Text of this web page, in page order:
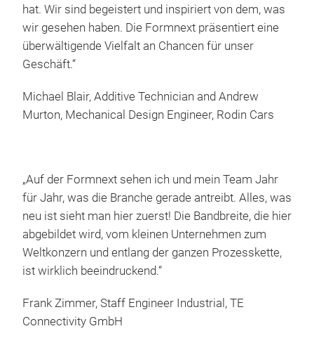
hat. Wir sind begeistert und inspiriert von dem, was
wir gesehen haben. Die Formnext präsentiert eine
überwältigende Vielfalt an Chancen für unser
Geschäft.“
Michael Blair, Additive Technician and Andrew
Murton, Mechanical Design Engineer, Rodin Cars
„Auf der Formnext sehen ich und mein Team Jahr
für Jahr, was die Branche gerade antreibt. Alles, was
neu ist sieht man hier zuerst! Die Bandbreite, die hier
abgebildet wird, vom kleinen Unternehmen zum
Weltkonzern und entlang der ganzen Prozesskette,
ist wirklich beeindruckend.“
Frank Zimmer, Staff Engineer Industrial, TE
Connectivity GmbH